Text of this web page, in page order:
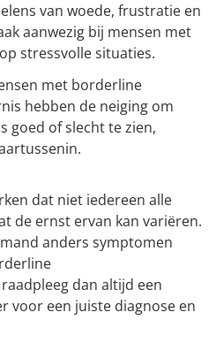
van woede, frustratie en
aanwezig bij mensen met
stressvolle situaties.
met borderline
hebben de neiging om
goed of slecht te zien,
dat niet iedereen alle
de ernst ervan kan variëren.
anders symptomen
dan altijd een
voor een juiste diagnose en